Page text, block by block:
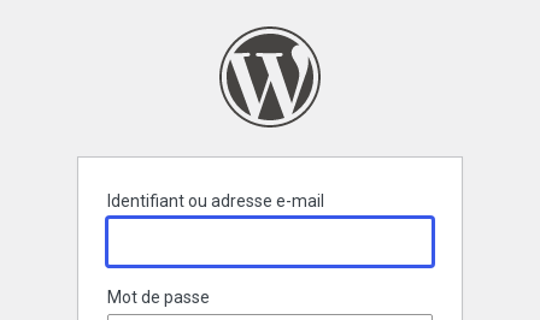
Identifiant ou adresse e-mail
Mot de passe